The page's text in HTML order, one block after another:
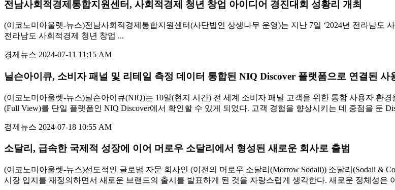
전남사회적경제통합지원센터, 사회적경제 청년 창업 아이디어 경진대회 성황리 개최
(이코노미아울렛-뉴스)전남사회적경제통합지원센터(사단법인 상생나무 운영)는 지난 7일 ‘2024년 전라남도
전라남도 사회적경제 청년 창업 ...
경제뉴스 2024-07-11 11:15 AM
닐슨아이큐, 소비자 패널 및 리테일 측정 데이터 통합된 NIQ Discover 플랫폼으로 연결된 사
(이코노미아울렛-뉴스)닐슨아이큐(NIQ)는 10일(현지 시간) 전 세계 소비자 패널 고객을 위한 통합 사용자 환
(Full View)를 단일 플랫폼인 NIQ Discover에서 확인할 수 있게 되었다. 고객 경험을 향상시키는 데 중점을 둔
경제뉴스 2024-07-18 10:55 AM
소달리, 급속한 국제적 성장에 이어 머로우 소달리에서 형성된 새로운 회사로 출범
(이코노미아울렛-뉴스)선도적인 글로벌 자문 회사인 (이전의 머로우 소달리(Morrow Sodali)) 소달리(Sodali &
시장 입지를 재정의하면서 새로운 브랜드의 출시를 발표하게 된 것을 자랑스럽게 생각한다. 새로운 정체성은